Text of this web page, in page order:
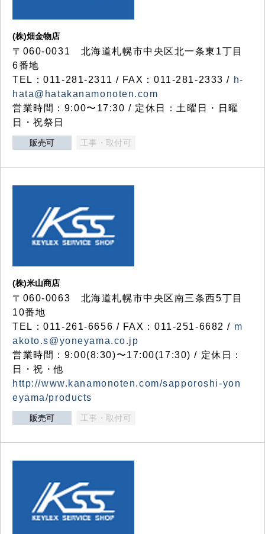
(株)畑金物店
〒060-0031 北海道札幌市中央区北一条東1丁目
6番地
TEL：011-281-2311 / FAX：011-281-2333 / h-
hata@hatakanamonoten.com
営業時間：9:00〜17:30 / 定休日：土曜日・日曜
日・祝祭日
販売可 工事・取付可
(株)米山商店
〒060-0063 北海道札幌市中央区南三条西5丁目
10番地
TEL：011-261-6656 / FAX：011-251-6682 / m
akoto.s@yoneyama.co.jp
営業時間：9:00(8:30)〜17:00(17:30) / 定休日：
日・祝・他
http://www.kanamonoten.com/sapporoshi-yon
eyama/products
販売可 工事・取付可